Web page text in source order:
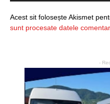
Acest sit folosește Akismet
sunt procesate datele
-